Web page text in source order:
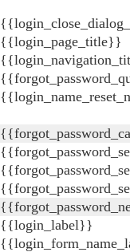
{{login_page_title}}
{{login_label}}